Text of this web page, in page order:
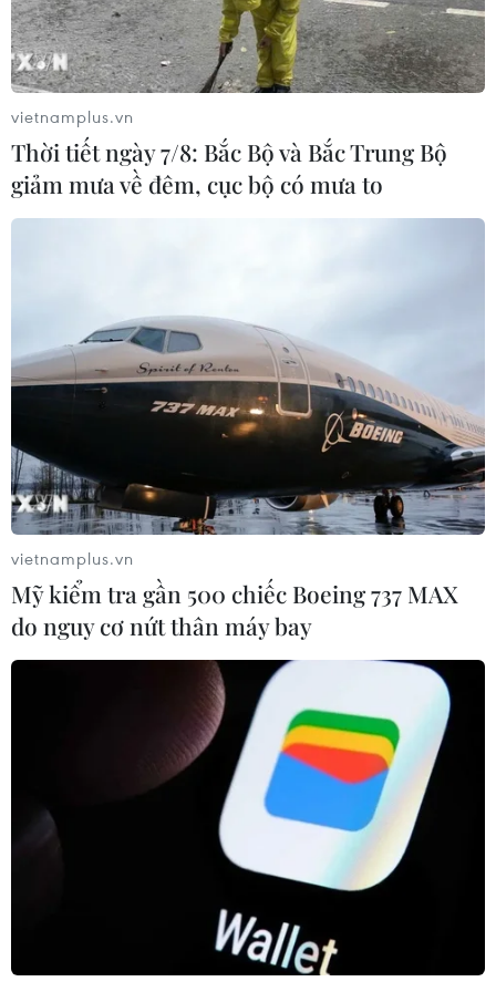
Dịch COVID-19: Thế giới đã ghi nhận hơn
107 triệu ca nhiễm
10/02/2021 02:56
Theo worldometers.info, 2.349.171 ca đã tử vong vì
COVID-19, số bệnh nhân được điều trị khỏi bệnh là
79.297.474 người và vẫn còn 103.574 ca bệnh nặng và
nguy kịch.
Dịch COVID-19: Nga vượt 4 triệu ca, Đức
và Israel có xu hướng giảm
vietnamplus.vn
Thời tiết ngày 7/8: Bắc Bộ và Bắc Trung Bộ
giảm mưa về đêm, cục bộ có mưa to
vietnamplus.vn
Mỹ kiểm tra gần 500 chiếc Boeing 737 MAX
do nguy cơ nứt thân máy bay